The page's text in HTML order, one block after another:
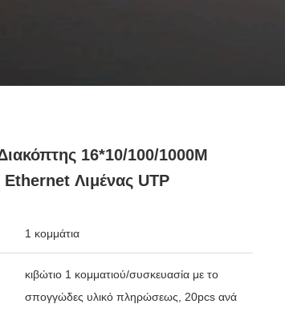
16*10/100/1000M
Λιμένας UTP
1 κομμάτια
κιβώτιο 1 κομματιού/συσκευασία με το
σπογγώδες υλικό πληρώσεως, 20pcs ανά